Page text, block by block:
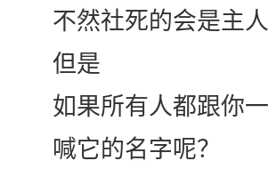
不然社死的会是主人
但是
如果所有人都跟你
喊它的名字呢？